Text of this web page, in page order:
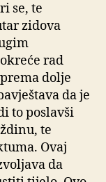
se, te
zidova
rad
dolje
da je
to poslavši
te
Ovaj
da